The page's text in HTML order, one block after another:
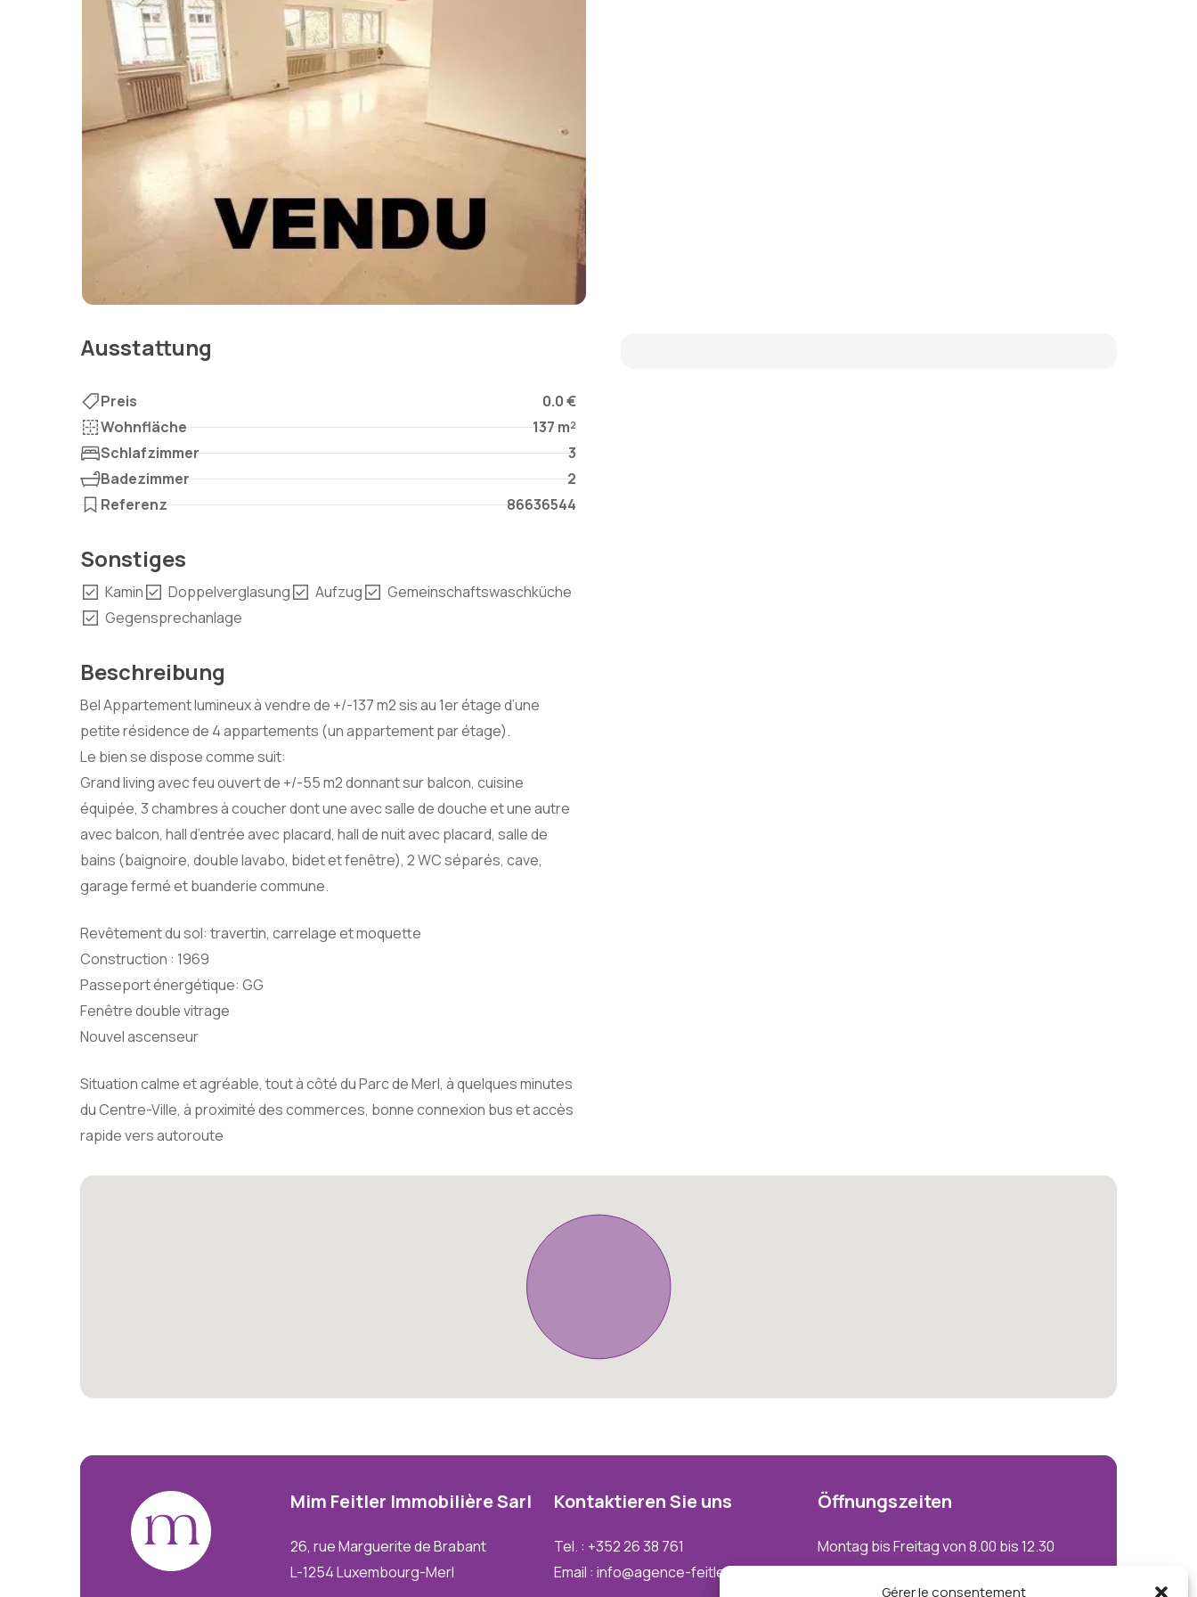
Gérer le consentement
Ausstattung
Preis
0.0 €
Wohnfläche
137 m²
Schlafzimmer
3
Badezimmer
2
Referenz
86636544
Sonstiges
Kamin Doppelverglasung Aufzug
Gemeinschaftswaschküche
Gegensprechanlage
Beschreibung
Bel Appartement lumineux à vendre de +/-137 m2 sis au 1er étage d’une
petite résidence de 4 appartements (un appartement par étage).
Le bien se dispose comme suit:
Grand living avec feu ouvert de +/-55 m2 donnant sur balcon, cuisine
équipée, 3 chambres à coucher dont une avec salle de douche et une autre
avec balcon, hall d’entrée avec placard, hall de nuit avec placard, salle de
bains (baignoire, double lavabo, bidet et fenêtre), 2 WC séparés, cave,
garage fermé et buanderie commune.
Revêtement du sol: travertin, carrelage et moquette
Construction : 1969
Passeport énergétique: GG
Fenêtre double vitrage
Nouvel ascenseur
Situation calme et agréable, tout à côté du Parc de Merl, à quelques minutes
du Centre-Ville, à proximité des commerces, bonne connexion bus et accès
rapide vers autoroute
Mim Feitler ImmobilièreSarl
26, rue Marguerite de Brabant
L-1254 Luxembourg-Merl
KontaktierenSieuns
Tel. : +352 26 38 761
Email : info@agence-feitler.lu
Öffnungszeiten
Montag bis Freitag von 8.00 bis 12.30
Uhr und von 14.00 bis 18.00 Uhr